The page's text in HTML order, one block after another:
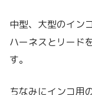
中型、大型のイン
ハーネスとリード
す。
ちなみにインコ用